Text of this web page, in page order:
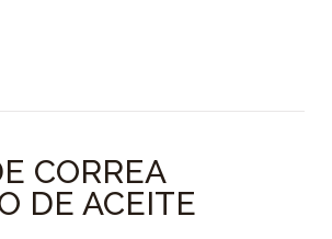
CORREA
DE ACEITE